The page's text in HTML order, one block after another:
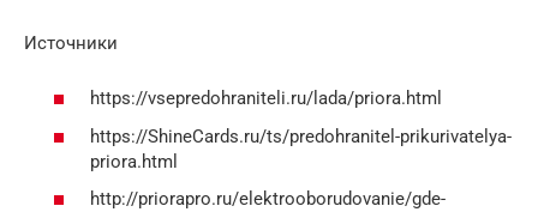
Источники
https://vsepredohraniteli.ru/lada/priora.html
https://ShineCards.ru/ts/predohranitel-prikurivatelya-
priora.html
http://priorapro.ru/elektrooborudovanie/gde-